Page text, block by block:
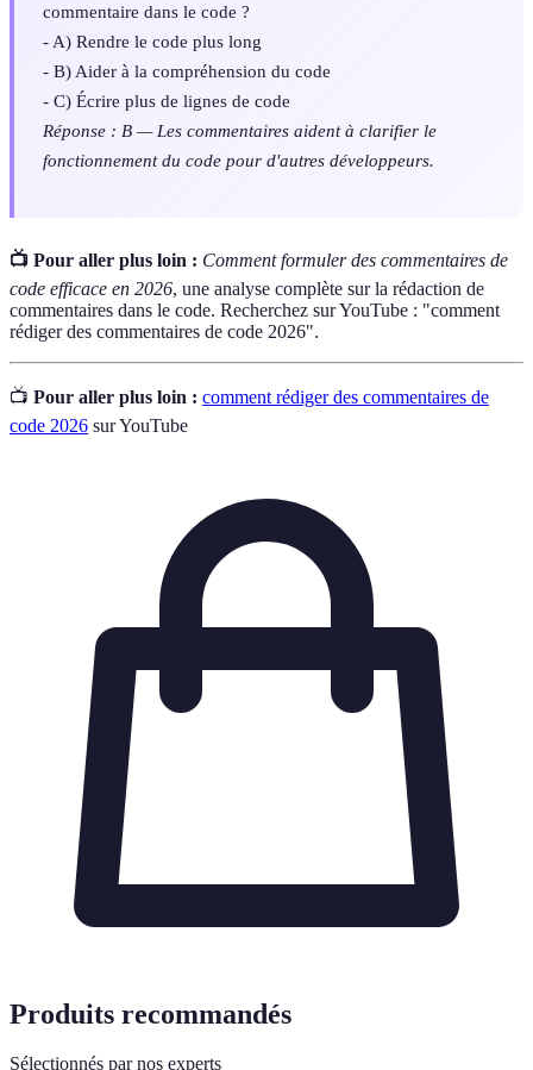
commentaire dans le code ?
- A) Rendre le code plus long
- B) Aider à la compréhension du code
- C) Écrire plus de lignes de code
Réponse : B — Les commentaires aident à clarifier le
fonctionnement du code pour d'autres développeurs.
📺 Pour aller plus loin : Comment formuler des commentaires de
code efficace en 2026, une analyse complète sur la rédaction de
commentaires dans le code. Recherchez sur YouTube : "comment
rédiger des commentaires de code 2026".
📺 Pour aller plus loin : comment rédiger des commentaires de
code 2026 sur YouTube
Produits recommandés
Sélectionnés par nos experts